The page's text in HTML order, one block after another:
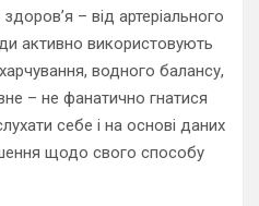
– від артеріального
активно використовують
водного балансу,
– не фанатично гнатися
себе і на основі даних
щодо свого способу